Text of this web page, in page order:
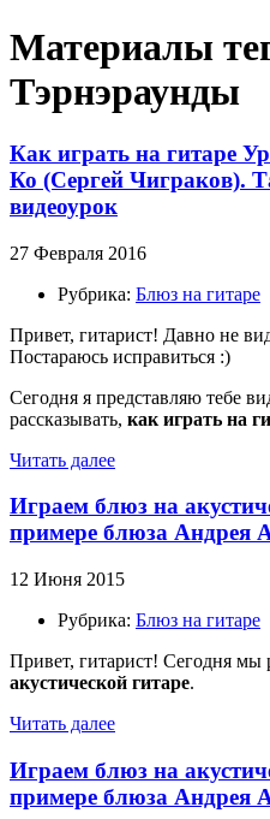
Материалы
Тэрнэраунды
Как играть на гитаре
Ко (Сергей Чиграков).
видеоурок
27 Февраля 2016
Рубрика: Блюз на гитаре
Привет, гитарист! Давно не
Постараюсь исправиться :)
Сегодня я представляю тебе
рассказывать, как играть на
Читать далее
Играем блюз на
примере блюза Андрея
12 Июня 2015
Рубрика: Блюз на гитаре
Привет, гитарист! Сегодня мы
акустической гитаре.
Читать далее
Играем блюз на
примере блюза Андрея